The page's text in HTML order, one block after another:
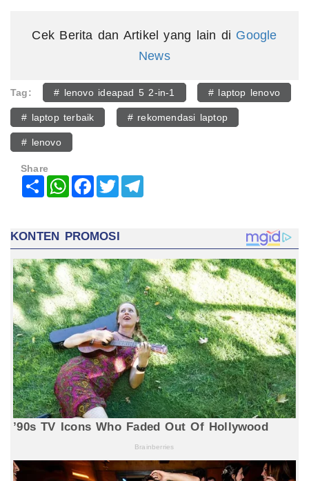
Cek Berita dan Artikel yang lain di Google
News
Tag: # lenovo ideapad 5 2-in-1 # laptop lenovo
# laptop terbaik # rekomendasi laptop
# lenovo
Share
Share WhatsAppFacebook
Twitter